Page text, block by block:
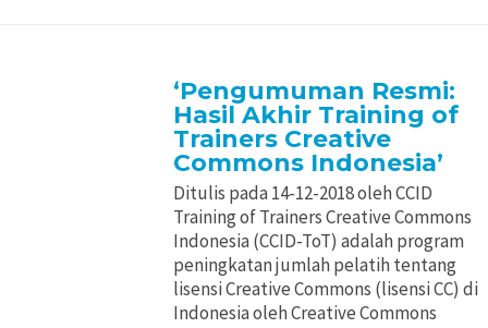
‘Pengumuman Resmi:
Hasil Akhir Training of
Trainers Creative
Commons Indonesia’
Ditulis pada 14-12-2018 oleh CCID
Training of Trainers Creative Commons
Indonesia (CCID-ToT) adalah program
peningkatan jumlah pelatih tentang
lisensi Creative Commons (lisensi CC) di
Indonesia oleh Creative Commons